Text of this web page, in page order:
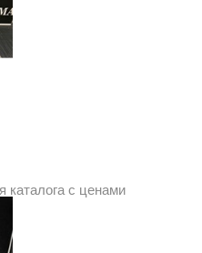
каталога с ценами